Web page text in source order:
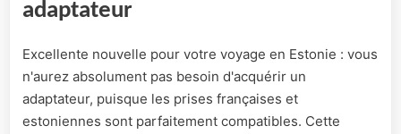
adaptateur
Excellente nouvelle pour votre voyage en Estonie : vous
n'aurez absolument pas besoin d'acquérir un
adaptateur, puisque les prises françaises et
estoniennes sont parfaitement compatibles. Cette